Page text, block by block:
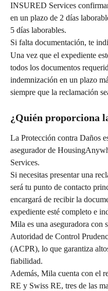
INSURED Services
en un plazo de 2 días
5 días laborables.
Si falta documentación, te
Una vez que el expediente
todos los documentos
indemnización en un plazo
siempre que la reclamación
¿Quién proporciona
La Protección contra Daños
asegurador de
Services.
Si necesitas presentar una
será tu punto de contacto
encargará de recibir la
expediente esté completo e
Mila es una aseguradora con
Autoridad de Control
(ACPR), lo que garantiza
fiabilidad.
Además, Mila cuenta con el
RE y Swiss RE, tres de las